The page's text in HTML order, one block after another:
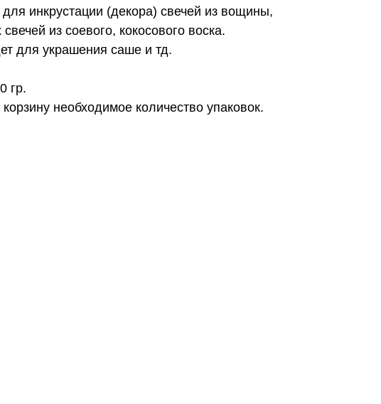
для инкрустации (декора) свечей из вощины,
из соевого, кокосового воска.
для украшения саше и тд.
гр.
необходимое количество упаковок.